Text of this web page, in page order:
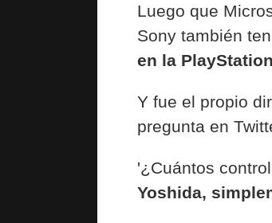
Luego que
Sony también
en la
Y fue el propio
pregunta en
'¿Cuántos
Yoshida,